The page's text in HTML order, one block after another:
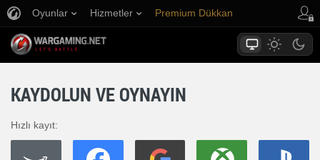
Oyunlar Hizmetler Premium Dükkan
KAYDOLUN VE OYNAYIN
Hızlı kayıt: